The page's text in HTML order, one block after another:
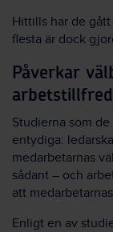
Hittills har de
flesta är dock
Påverkar
Studierna som
entydiga:
medarbetarnas
sådant – och
att
Enligt en av